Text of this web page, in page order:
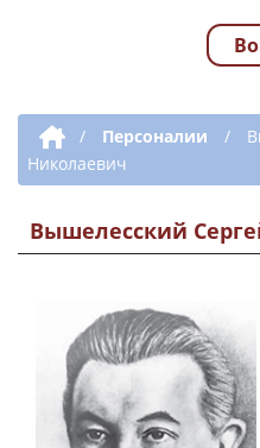
/ Персоналии /
Николаевич
Вышелесский